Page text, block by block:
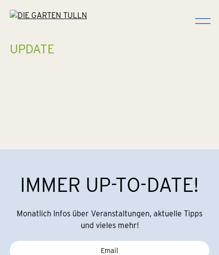
Suchen
UPDATE
IMMER UP-TO-DATE!
Monatlich Infos über Veranstaltungen, aktuelle Tipps
und vieles mehr!